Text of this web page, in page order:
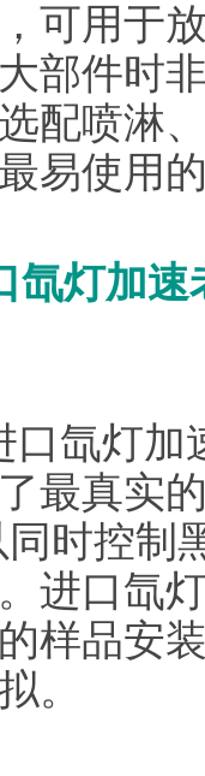
可用于
部件时
配喷淋
易使用
氙灯加速
口氙灯加
最真实
时控制
进口氙
样品安
。